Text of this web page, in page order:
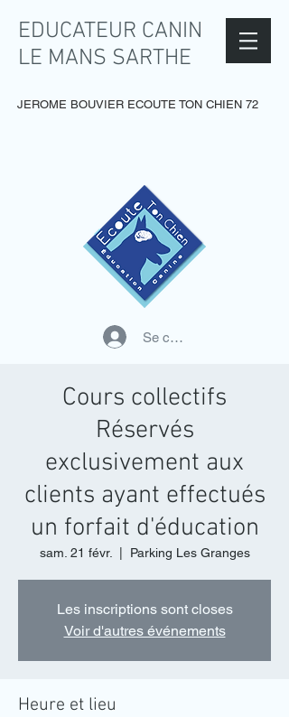
EDUCATEUR CANIN
LE MANS SARTHE
JEROME BOUVIER ECOUTE TON CHIEN 72
Se connecter
Cours collectifs
Réservés
exclusivement aux
clients ayant effectués
un forfait d'éducation
sam. 21 févr. Parking Les Granges
Les inscriptions sont closes
Voir d'autres événements
Heure et lieu